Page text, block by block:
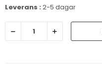
Leverans : 2-5 dagar